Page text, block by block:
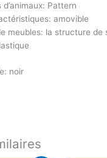
Pattern
amovible
meubles: la structure de
noir